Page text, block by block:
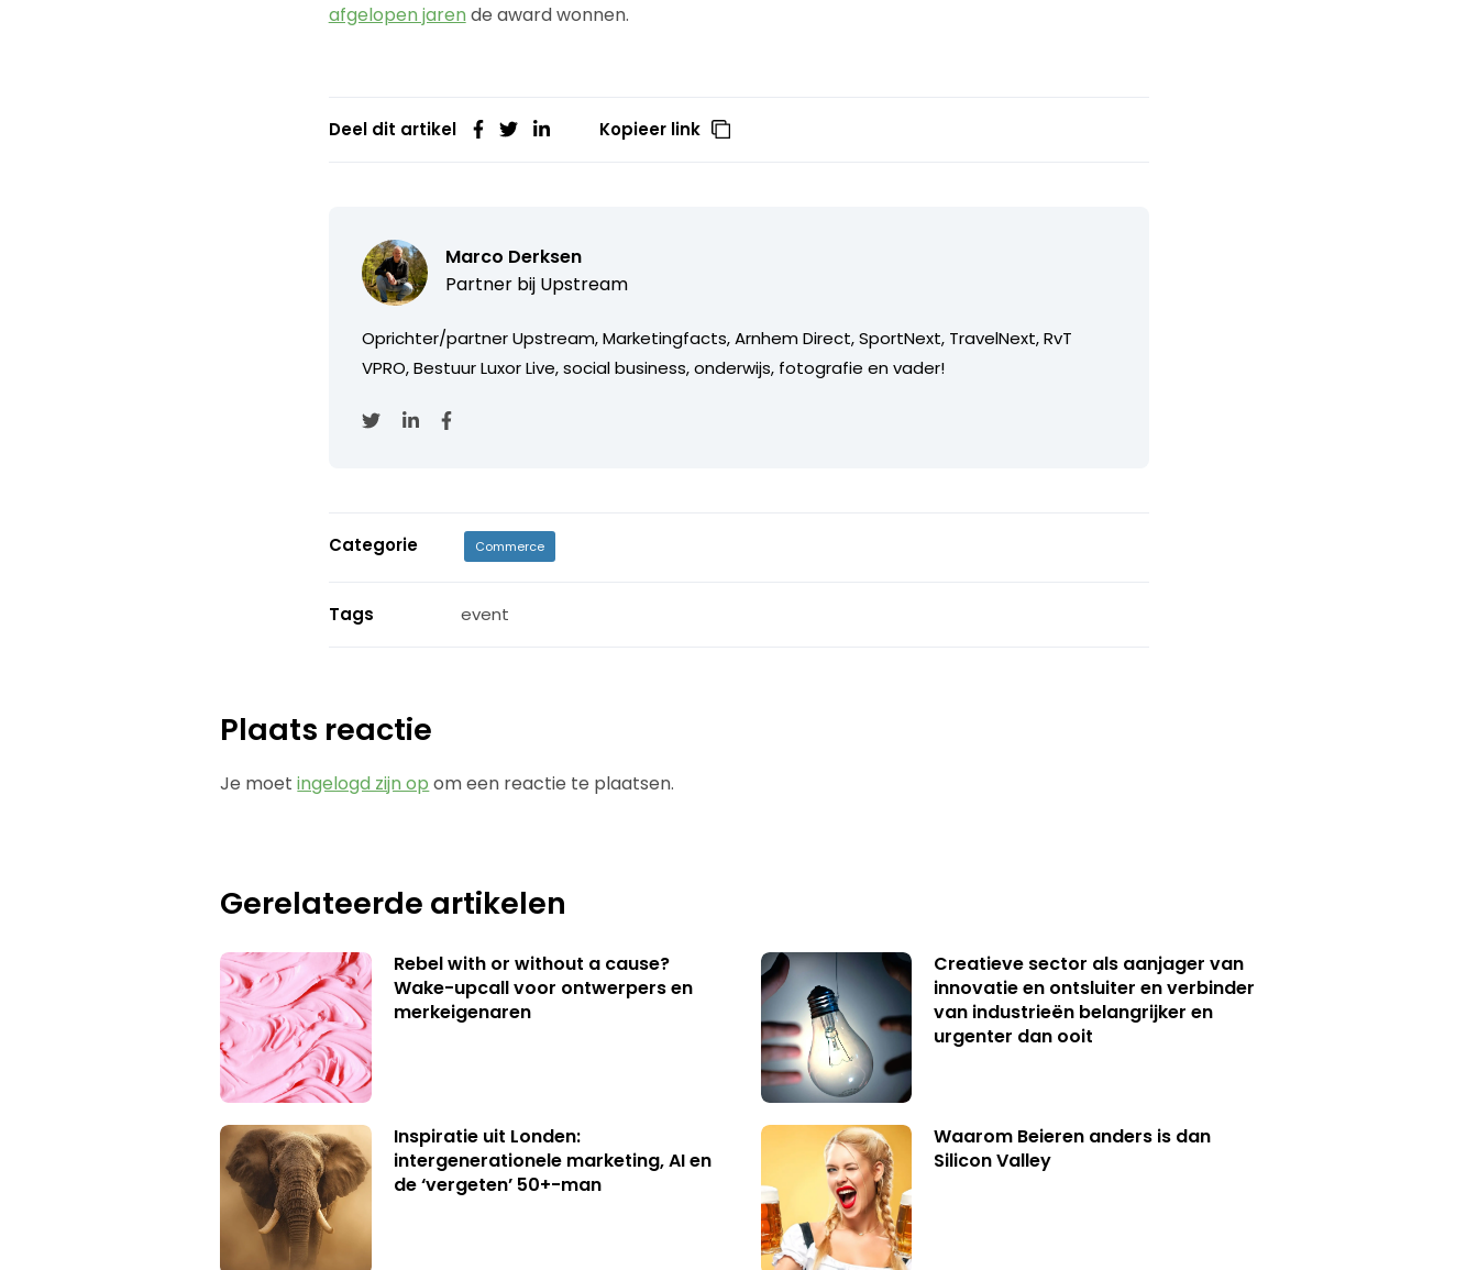
afgelopen jaren de award wonnen.
Deel dit artikel Kopieer link
Marco Derksen
Partner bij Upstream
Oprichter/partner Upstream, Marketingfacts, Arnhem Direct, SportNext, TravelNext, RvT
VPRO, Bestuur Luxor Live, social business, onderwijs, fotografie en vader!
Categorie Commerce
Tags event
Plaats reactie
Je moetingelogd zijn op om een reactie te plaatsen.
Gerelateerde artikelen
Rebel with or without a cause?
Wake-upcall voor ontwerpers en
merkeigenaren
Creatieve sector als aanjager van
innovatie en ontsluiter en verbinder
van industrieën belangrijker en
urgenter dan ooit
Inspiratie uit Londen:
intergenerationele marketing, AI en
de ‘vergeten’ 50+-man
Waarom Beieren anders is dan
Silicon Valley